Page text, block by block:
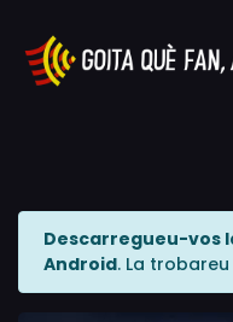
Descarregueu-vos
Android. La trobareu